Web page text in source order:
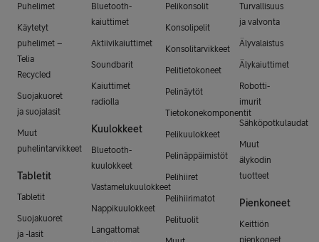
Puhelimet
Käytetyt
puhelimet –
Telia
Recycled
Suojakuoret
ja suojalasit
Muut
puhelintarvikkeet
Tabletit
Tabletit
Suojakuoret
ja -lasit
Bluetooth-
kaiuttimet
Aktiivikaiuttimet
Soundbarit
Kaiuttimet
radiolla
Kuulokkeet
Bluetooth-
kuulokkeet
Vastamelukuulokkeet
Nappikuulokkeet
Langattomat
Pelikonsolit
Konsolipelit
Konsolitarvikkeet
Pelitietokoneet
Pelinäytöt
Tietokonekomponentit
Pelikuulokkeet
Pelinäppäimistöt
Pelihiiret
Pelihiirimatot
Pelituolit
Turvallisuus
ja valvonta
Älyvalaistus
Älykaiuttimet
Robotti-
imurit
Sähköpotkulaudat
Muut
älykodin
tuotteet
Pienkoneet
Keittiön
pienkoneet